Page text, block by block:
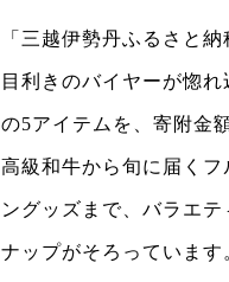
「三越伊勢丹ふるさと納
目利きのバイヤーが惚
の5アイテムを、寄附金
高級和牛から旬に届くフ
ングッズまで、バラエテ
ナップがそろっています